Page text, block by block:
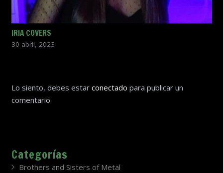
IRIA COVERS
30 abril, 2023
Lo siento, debes estar conectado para publicar un
comentario.
Categorías
Brothers and Sisters of Metal